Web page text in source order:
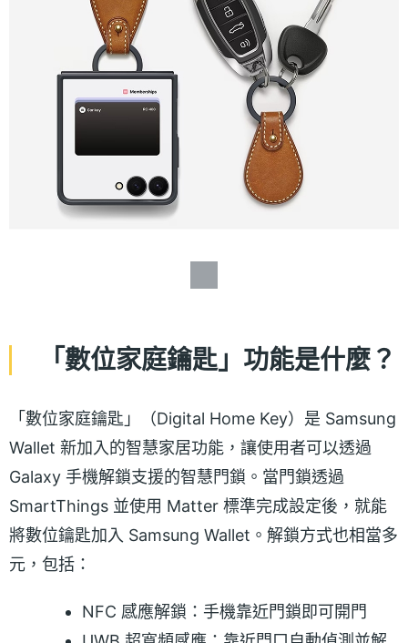
「數位家庭鑰匙」功能是什麼？
「數位家庭鑰匙」（Digital Home Key）是 Samsung
Wallet 新加入的智慧家居功能，讓使用者可以透過
Galaxy 手機解鎖支援的智慧門鎖。當門鎖透過
SmartThings 並使用 Matter 標準完成設定後，就能
將數位鑰匙加入 Samsung Wallet。解鎖方式也相當多
元，包括：
NFC 感應解鎖：手機靠近門鎖即可開門